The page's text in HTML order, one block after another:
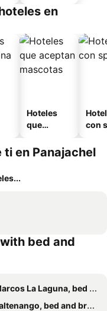
en
Hoteles
que
mascotas
con
en Panajachel
bed and
La Laguna, bed and breakfasts
bed and breakfasts